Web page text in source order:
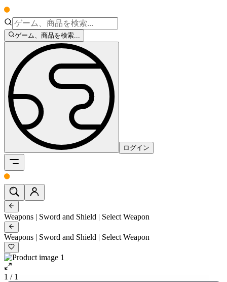
ゲーム、商品を検索...
ログイン
Weapons | Sword and Shield | Select Weapon
Weapons | Sword and Shield | Select Weapon
1 / 1